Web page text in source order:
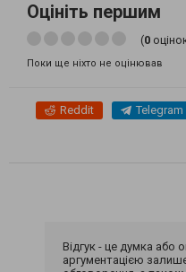
Оцініть першим
(0
Поки ще ніхто не оцінював
Reddit Telegram
Відгук - це думка
аргументацією